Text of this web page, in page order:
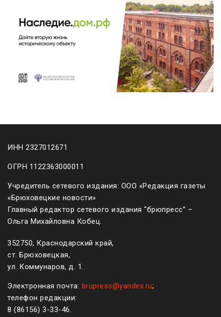
ИНН 2327012671
ОГРН 1122363000011
Учредитель сетевого издания: ООО «Редакция газеты
«Брюховецкие новости»
Главный редактор сетевого издания “брюпресс” –
Ольга Михайловна Кобец.
352750, Краснодарский край,
ст. Брюховецкая,
ул. Коммунаров, д. 1.
Электронная почта: brupress@yandex.ru;
телефон редакции:
8 (861 56) 3-33-46